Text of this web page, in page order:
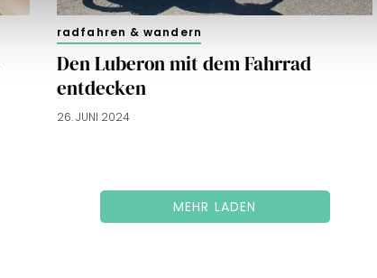
radfahren & wandern
Den Luberon mit dem Fahrrad
entdecken
26. JUNI 2024
MEHR LADEN